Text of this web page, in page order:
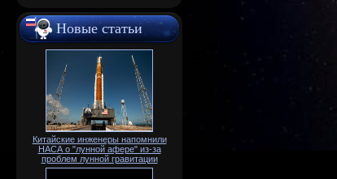
Новые статьи
Китайские инженеры напомнили
НАСА о "лунной афере" из-за
проблем лунной гравитации